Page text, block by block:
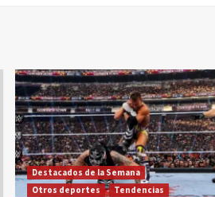
Destacados de la Semana
Otros deportes
Tendencias